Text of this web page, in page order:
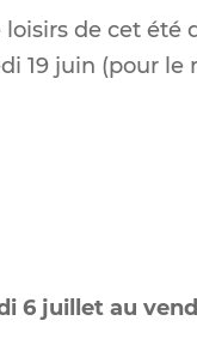
de cet été
19 juin (pour
6 juillet au